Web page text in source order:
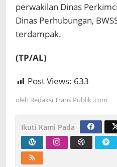
perwakilan Dinas
Dinas Perhubungan,
terdampak.
(TP/AL)
Post Views: 633
oleh Redaksi Trans Publik .com
Ikuti Kami Pada